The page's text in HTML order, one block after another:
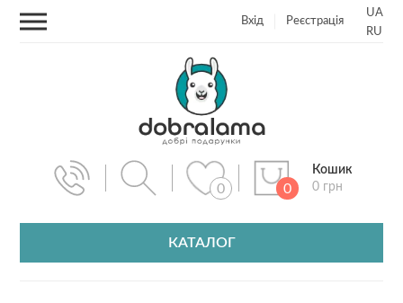
Вхід Реєстрація
UA
RU
0 0
Кошик
0 грн
КАТАЛОГ